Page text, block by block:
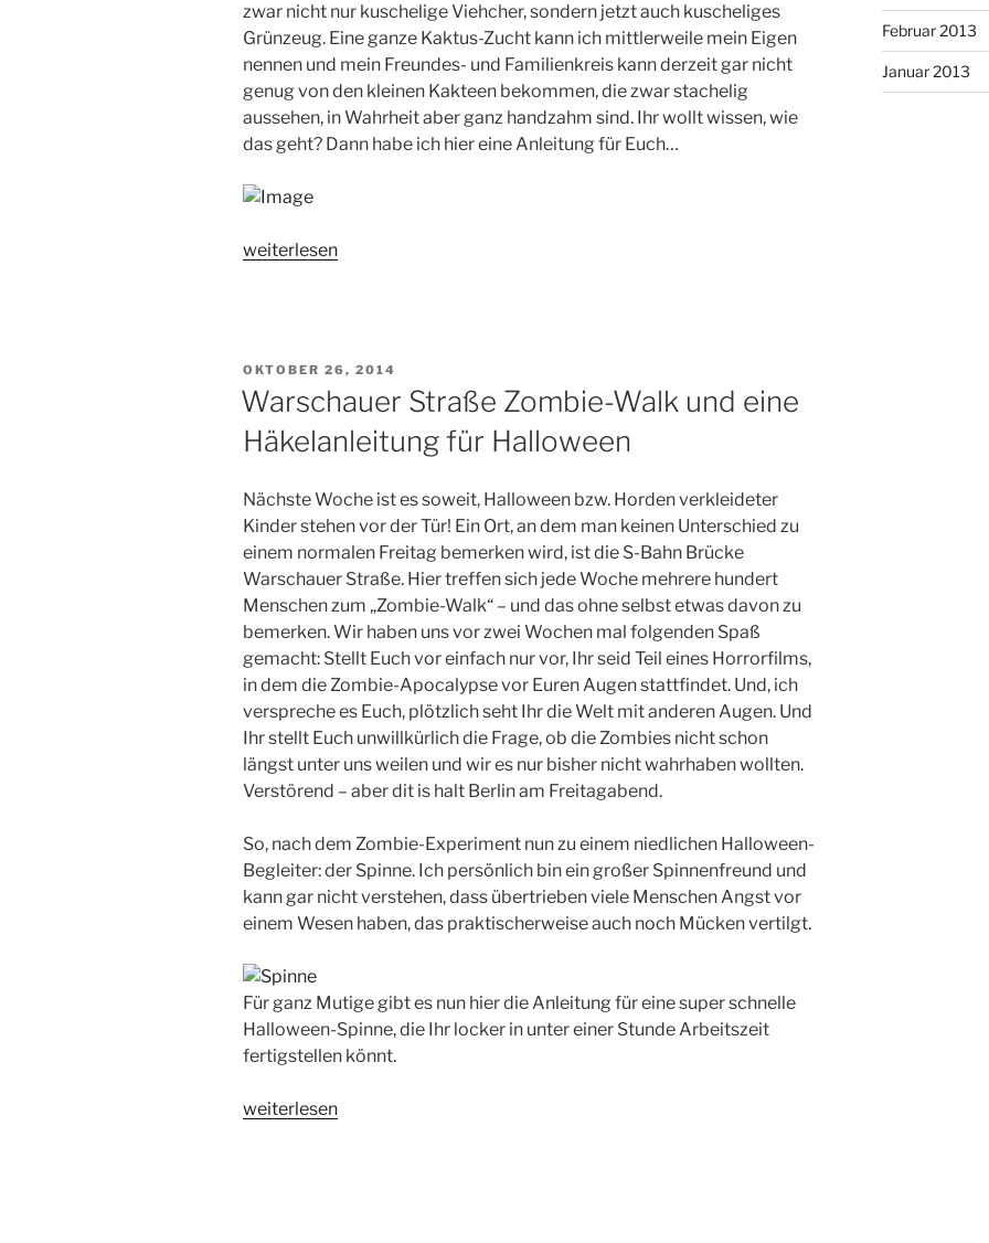
zwar nicht nur kuschelige Viehcher, sondern jetzt auch kuscheliges
Grünzeug. Eine ganze Kaktus-Zucht kann ich mittlerweile mein Eigen
nennen und mein Freundes- und Familienkreis kann derzeit gar nicht
genug von den kleinen Kakteen bekommen, die zwar stachelig
aussehen, in Wahrheit aber ganz handzahm sind. Ihr wollt wissen, wie
das geht? Dann habe ich hier eine Anleitung für Euch…
„Der
der
gehäkelte
weiterlesen
VERÖFFENTLICHT
AM
OKTOBER 26, 2014
Warschauer Straße Zombie-Walk und eine
Häkelanleitung für Halloween
Nächste Woche ist es soweit, Halloween bzw. Horden verkleideter
Kinder stehen vor der Tür! Ein Ort, an dem man keinen Unterschied zu
einem normalen Freitag bemerken wird, ist die S-Bahn Brücke
Warschauer Straße. Hier treffen sich jede Woche mehrere hundert
Menschen zum „Zombie-Walk“ – und das ohne selbst etwas davon zu
bemerken. Wir haben uns vor zwei Wochen mal folgenden Spaß
gemacht: Stellt Euch vor einfach nur vor, Ihr seid Teil eines Horrorfilms,
in dem die Zombie-Apocalypse vor Euren Augen stattfindet. Und, ich
verspreche es Euch, plötzlich seht Ihr die Welt mit anderen Augen. Und
Ihr stellt Euch unwillkürlich die Frage, ob die Zombies nicht schon
längst unter uns weilen und wir es nur bisher nicht wahrhaben wollten.
Verstörend – aber dit is halt Berlin am Freitagabend.
So, nach dem Zombie-Experiment nun zu einem niedlichen Halloween-
Begleiter: der Spinne. Ich persönlich bin ein großer Spinnenfreund und
kann gar nicht verstehen, dass übertrieben viele Menschen Angst vor
einem Wesen haben, das praktischerweise auch noch Mücken vertilgt.
Für ganz Mutige gibt es nun hier die Anleitung für eine super schnelle
Halloween-Spinne, die Ihr locker in unter einer Stunde Arbeitszeit
fertigstellen könnt.
„Warschauer
weiterlesen
Februar 2013
Januar 2013